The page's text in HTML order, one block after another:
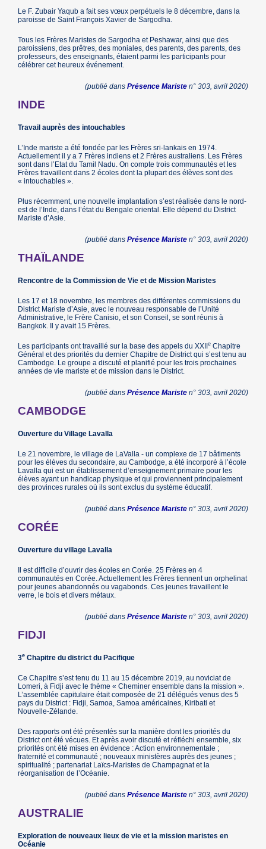
Le F. Zubair Yaqub a fait ses vœux perpétuels le 8 décembre, dans la
paroisse de Saint François Xavier de Sargodha.
Tous les Frères Maristes de Sargodha et Peshawar, ainsi que des
paroissiens, des prêtres, des moniales, des parents, des parents, des
professeurs, des enseignants, étaient parmi les participants pour
célébrer cet heureux événement.
(publié dans Présence Maristen° 303, avril 2020)
INDE
Travail auprès des intouchables
L’Inde mariste a été fondée par les Frères sri-lankais en 1974.
Actuellement il y a 7 Frères indiens et 2 Frères australiens. Les Frères
sont dans l’Etat du Tamil Nadu. On compte trois communautés et les
Frères travaillent dans 2 écoles dont la plupart des élèves sont des
« intouchables ».
Plus récemment, une nouvelle implantation s’est réalisée dans le nord-
est de l’Inde, dans l’état du Bengale oriental. Elle dépend du District
Mariste d’Asie.
(publié dans Présence Maristen° 303, avril 2020)
THAÏLANDE
Rencontre de la Commission de Vie et de Mission Maristes
Les 17 et 18 novembre, les membres des différentes commissions du
District Mariste d’Asie, avec le nouveau responsable de l’Unité
Administrative, le Frère Canisio, et son Conseil, se sont réunis à
Bangkok. Il y avait 15 Frères.
Les participants ont travaillé sur la base des appels du XXIIe Chapitre
Général et des priorités du dernier Chapitre de District qui s’est tenu au
Cambodge. Le groupe a discuté et planifié pour les trois prochaines
années de vie mariste et de mission dans le District.
(publié dans Présence Maristen° 303, avril 2020)
CAMBODGE
Ouverture du Village Lavalla
Le 21 novembre, le village de LaValla - un complexe de 17 bâtiments
pour les élèves du secondaire, au Cambodge, a été incorporé à l’école
Lavalla qui est un établissement d’enseignement primaire pour les
élèves ayant un handicap physique et qui proviennent principalement
des provinces rurales où ils sont exclus du système éducatif.
(publié dans Présence Maristen° 303, avril 2020)
CORÉE
Ouverture du village Lavalla
Il est difficile d’ouvrir des écoles en Corée. 25 Frères en 4
communautés en Corée. Actuellement les Frères tiennent un orphelinat
pour jeunes abandonnés ou vagabonds. Ces jeunes travaillent le
verre, le bois et divers métaux.
(publié dans Présence Maristen° 303, avril 2020)
FIDJI
3e Chapitre du district du Pacifique
Ce Chapitre s’est tenu du 11 au 15 décembre 2019, au noviciat de
Lomeri, à Fidji avec le thème « Cheminer ensemble dans la mission ».
L’assemblée capitulaire était composée de 21 délégués venus des 5
pays du District : Fidji, Samoa, Samoa américaines, Kiribati et
Nouvelle-Zélande.
Des rapports ont été présentés sur la manière dont les priorités du
District ont été vécues. Et après avoir discuté et réfléchi ensemble, six
priorités ont été mises en évidence : Action environnementale ;
fraternité et communauté ; nouveaux ministères auprès des jeunes ;
spiritualité ; partenariat Laïcs-Maristes de Champagnat et la
réorganisation de l’Océanie.
(publié dans Présence Maristen° 303, avril 2020)
AUSTRALIE
Exploration de nouveaux lieux de vie et la mission maristes en
Océanie